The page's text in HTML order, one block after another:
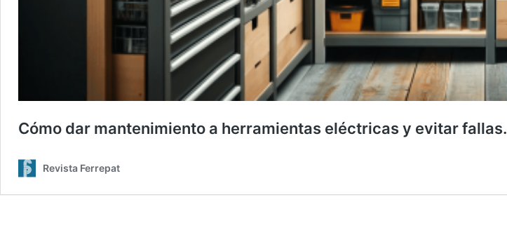
Cómo dar mantenimiento a herramientas eléctricas y evitar fallas.
Revista Ferrepat